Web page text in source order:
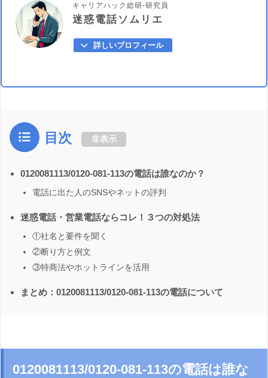
キャリアハック総研-研究員
迷惑電話ソムリエ
詳しいプロフィール
目次 非表示
0120081113/0120-081-113の電話は誰なのか？
電話に出た人のSNSやネットの評判
迷惑電話・営業電話ならコレ！３つの対処法
①社名と要件を聞く
②断り方と例文
③特商法やホットラインを活用
まとめ：0120081113/0120-081-113の電話について
0120081113/0120-081-113の電話は誰な